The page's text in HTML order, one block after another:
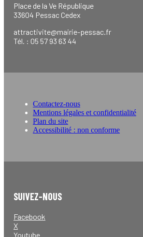
Place de la Ve République
33604 Pessac Cedex
attractivite@mairie-pessac.fr
Tél. : 05 57 93 63 44
Contactez-nous
Mentions légales et confidentialité
Plan du site
Accessibilité : non conforme
SUIVEZ-NOUS
Facebook
X
Youtube